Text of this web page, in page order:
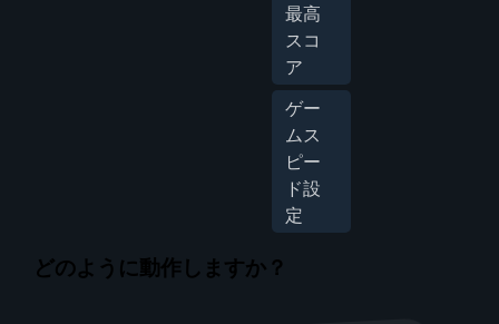
最高
スコ
ア
ゲー
ムス
ピー
ド設
定
どのように動作しますか？